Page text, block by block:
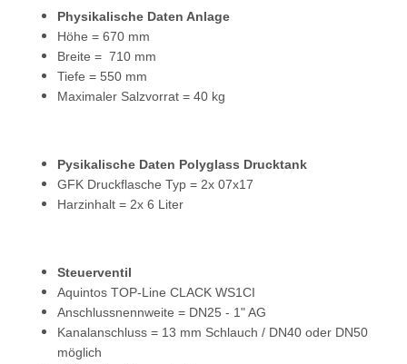
Physikalische Daten Anlage
Höhe = 670 mm
Breite = 710 mm
Tiefe = 550 mm
Maximaler Salzvorrat = 40 kg
Pysikalische Daten Polyglass Drucktank
GFK Druckflasche Typ = 2x 07x17
Harzinhalt = 2x 6 Liter
Steuerventil
Aquintos TOP-Line CLACK WS1CI
Anschlussnennweite = DN25 - 1" AG
Kanalanschluss = 13 mm Schlauch / DN40 oder DN50
möglich